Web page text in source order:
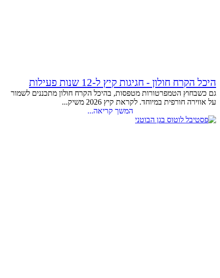
היכל הקרח חולון - חגיגות קיץ ל-12 שנות פעילות
גם כשבחוץ הטמפרטורות מטפסות, בהיכל הקרח חולון מתכננים לשמור
על אווירה חורפית במיוחד. לקראת קיץ 2026 משיק...
המשך קריאה...